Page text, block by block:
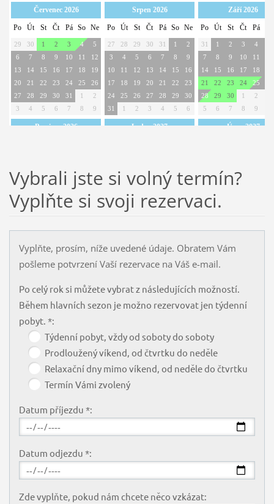
Vybrali jste si volný termín?
Vyplňte si svoji rezervaci.
Vyplňte, prosím, níže uvedené údaje. Obratem Vám
pošleme potvrzení Vaší rezervace na Váš e-mail.
Po celý rok si můžete vybrat z následujících možností.
Během hlavních sezon je možno rezervovat jen týdenní
pobyt. *:
Týdenní pobyt, vždy od soboty do soboty
Prodloužený víkend, od čtvrtku do neděle
Relaxační dny mimo víkend, od neděle do čtvrtku
Termín Vámi zvolený
Datum příjezdu *:
Datum odjezdu *:
Zde vyplňte, pokud nám chcete něco vzkázat: